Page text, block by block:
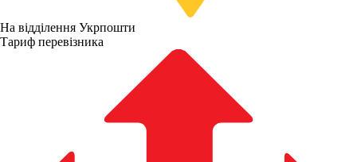
На відділення Укрпошти
Тариф перевізника